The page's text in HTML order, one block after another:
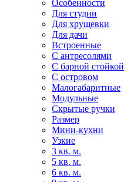
Особенности
Для студии
Для хрущевки
Для дачи
Встроенные
С антресолями
С барной стойкой
С островом
Малогабаритные
Модульные
Скрытые ручки
Размер
Мини-кухни
Узкие
3 кв. м.
5 кв. м.
6 кв. м.